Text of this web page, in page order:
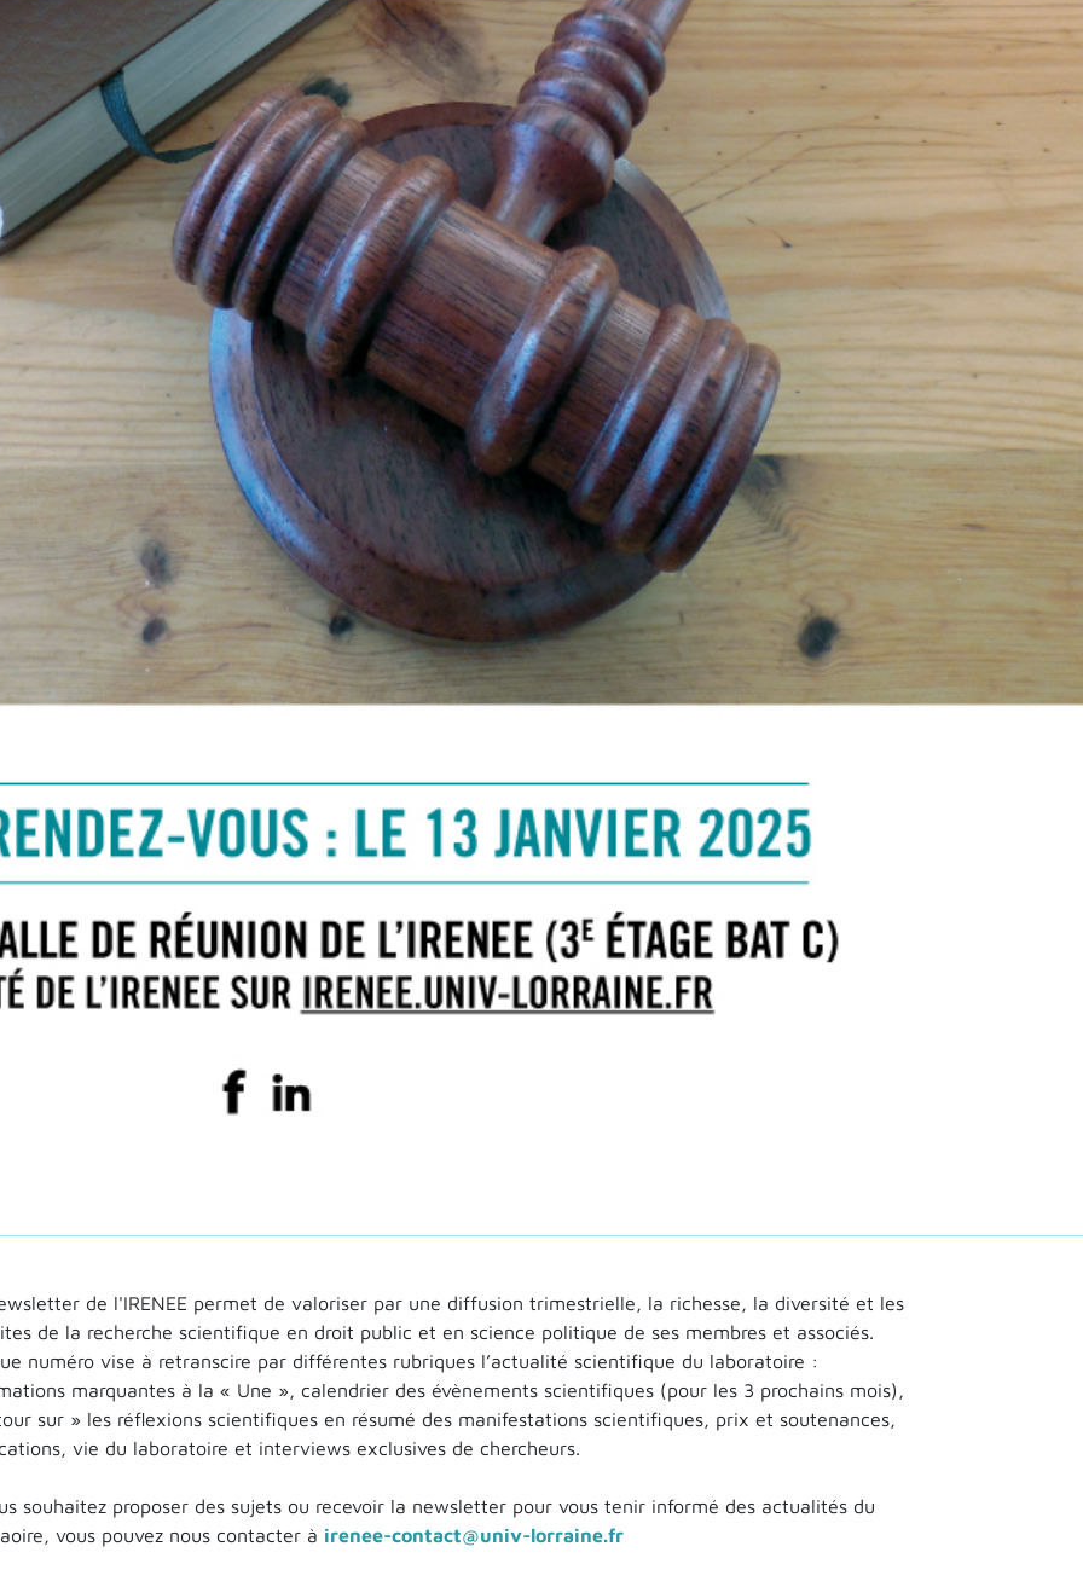
de l'IRENEE permet de valoriser par une diffusion trimestrielle, la richesse, la diversité et les
de la recherche scientifique en droit public et en science politique de ses membres et associés.
numéro vise à retranscire par différentes rubriques l’actualité scientifique du laboratoire :
marquantes à la « Une », calendrier des évènements scientifiques (pour les 3 prochains mois),
sur » les réflexions scientifiques en résumé des manifestations scientifiques, prix et soutenances,
vie du laboratoire et interviews exclusives de chercheurs.
souhaitez proposer des sujets ou recevoir la newsletter pour vous tenir informé des actualités du
vous pouvez nous contacter à irenee-contact@univ-lorraine.fr